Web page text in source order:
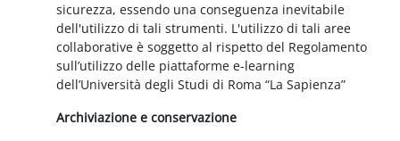
sicurezza, essendo una conseguenza inevitabile
dell'utilizzo di tali strumenti. L'utilizzo di tali aree
collaborative è soggetto al rispetto del Regolamento
sull’utilizzo delle piattaforme e-learning
dell’Università degli Studi di Roma “La Sapienza”
Archiviazione e conservazione